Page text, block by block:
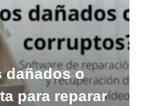
dañados o
para reparar